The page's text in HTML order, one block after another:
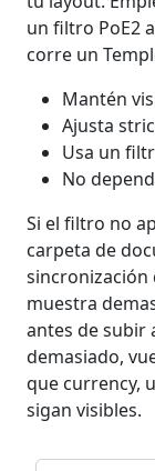
un filtro PoE2
corre un
Mantén
Ajusta
Usa un
No
Si el filtro no
carpeta de
sincronización
muestra
antes de subir
demasiado,
que currency,
sigan visibles.